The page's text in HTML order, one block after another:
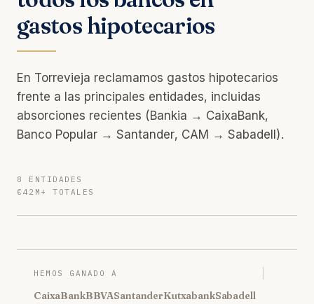
gastos hipotecarios
En Torrevieja reclamamos gastos hipotecarios
frente a las principales entidades, incluidas
absorciones recientes (Bankia → CaixaBank,
Banco Popular → Santander, CAM → Sabadell).
8 ENTIDADES
€42M+ TOTALES
HEMOS GANADO A
CaixaBankBBVASantanderKutxabankSabadell